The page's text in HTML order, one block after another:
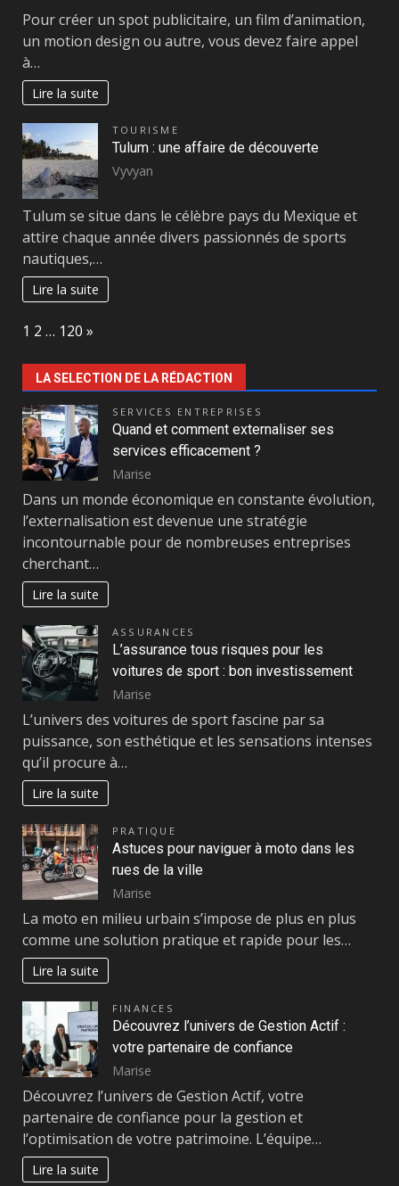
Pour créer un spot publicitaire, un film d’animation,
un motion design ou autre, vous devez faire appel
à…
Lire la suite
TOURISME
Tulum : une affaire de découverte
Vyvyan
Tulum se situe dans le célèbre pays du Mexique et
attire chaque année divers passionnés de sports
nautiques,…
Lire la suite
Page:
1 2 … 120 Next
»
LA SELECTION DE LA RÉDACTION
SERVICES ENTREPRISES
Quand et comment externaliser ses
services efficacement ?
Marise
Dans un monde économique en constante évolution,
l’externalisation est devenue une stratégie
incontournable pour de nombreuses entreprises
cherchant…
Lire la suite
ASSURANCES
L’assurance tous risques pour les
voitures de sport : bon investissement
Marise
L’univers des voitures de sport fascine par sa
puissance, son esthétique et les sensations intenses
qu’il procure à…
Lire la suite
PRATIQUE
Astuces pour naviguer à moto dans les
rues de la ville
Marise
La moto en milieu urbain s’impose de plus en plus
comme une solution pratique et rapide pour les…
Lire la suite
FINANCES
Découvrez l’univers de Gestion Actif :
votre partenaire de confiance
Marise
Découvrez l’univers de Gestion Actif, votre
partenaire de confiance pour la gestion et
l’optimisation de votre patrimoine. L’équipe…
Lire la suite